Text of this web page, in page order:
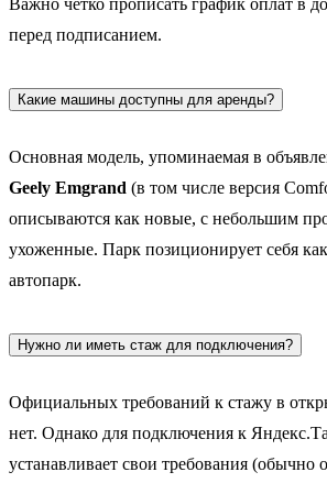
Важно чётко прописать график оплат в
перед подписанием.
Какие машины доступны для аренды?
Основная модель, упоминаемая в
Geely Emgrand (в том числе версия
описываются как новые, с небольшим
ухоженные. Парк позиционирует себя
автопарк.
Нужно ли иметь стаж для подключения?
Официальных требований к стажу в
нет. Однако для подключения к
устанавливает свои требования (обычно